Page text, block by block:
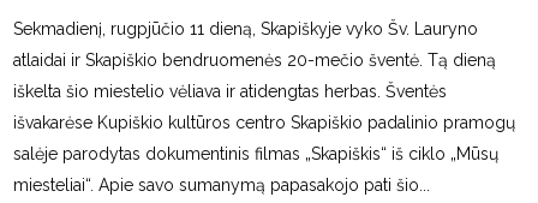
Sekmadienį, rugpjūčio 11 dieną, Skapiškyje vyko Šv. Lauryno
atlaidai ir Skapiškio bendruomenės 20-mečio šventė. Tą dieną
iškelta šio miestelio vėliava ir atidengtas herbas. Šventės
išvakarėse Kupiškio kultūros centro Skapiškio padalinio pramogų
salėje parodytas dokumentinis filmas „Skapiškis“ iš ciklo „Mūsų
miesteliai“. Apie savo sumanymą papasakojo pati šio